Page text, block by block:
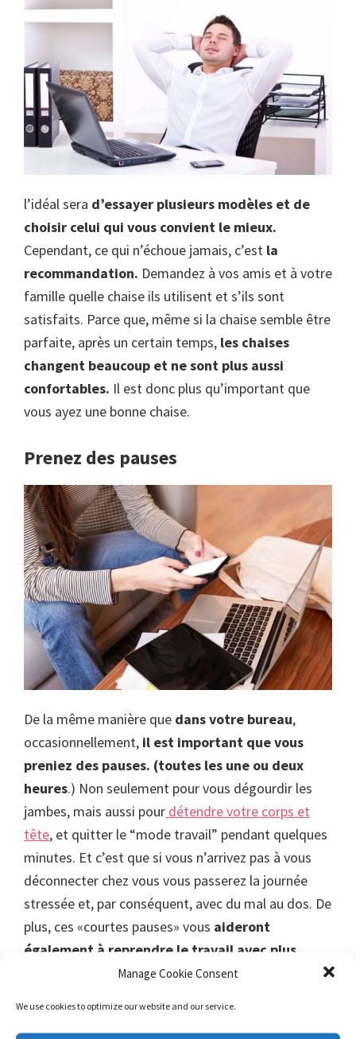
Manage Cookie Consent
We use cookies to optimize our website and our service.
l’idéal sera d’essayer plusieurs modèles et de
choisir celui qui vous convient le mieux.
Cependant, ce qui n’échoue jamais, c’est la
recommandation. Demandez à vos amis et à votre
famille quelle chaise ils utilisent et s’ils sont
satisfaits. Parce que, même si la chaise semble être
parfaite, après un certain temps, les chaises
changent beaucoup et ne sont plus aussi
confortables. Il est donc plus qu’important que
vous ayez une bonne chaise.
Prenez des pauses
De la même manière que dans votre bureau,
occasionnellement, il est important que vous
preniez des pauses. (toutes les une ou deux
heures.) Non seulement pour vous dégourdir les
jambes, mais aussi pour détendre votre corps et
tête, et quitter le “mode travail” pendant quelques
minutes. Et c’est que si vous n’arrivez pas à vous
déconnecter chez vous vous passerez la journée
stressée et, par conséquent, avec du mal au dos. De
plus, ces «courtes pauses» vous aideront
également à reprendre le travail avec plus
d’enthousiasmeet àvous concentrer davantage